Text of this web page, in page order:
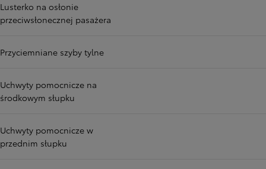
Lusterko na osłonie
przeciwsłonecznej pasażera
Przyciemniane szyby tylne
Uchwyty pomocnicze na
środkowym słupku
Uchwyty pomocnicze w
przednim słupku